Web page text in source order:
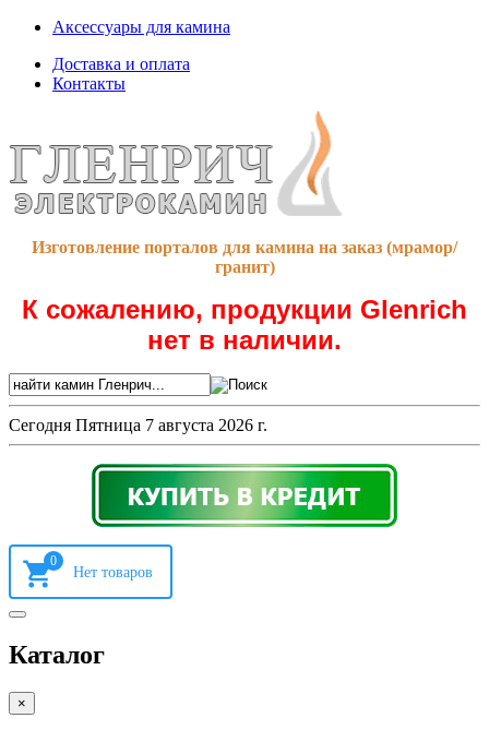
Аксессуары для камина
Доставка и оплата
Контакты
Изготовление порталов для камина на заказ (мрамор/
гранит)
К сожалению, продукции Glenrich
нет в наличии.
Сегодня Пятница 7 августа 2026 г.
0
Каталог
×